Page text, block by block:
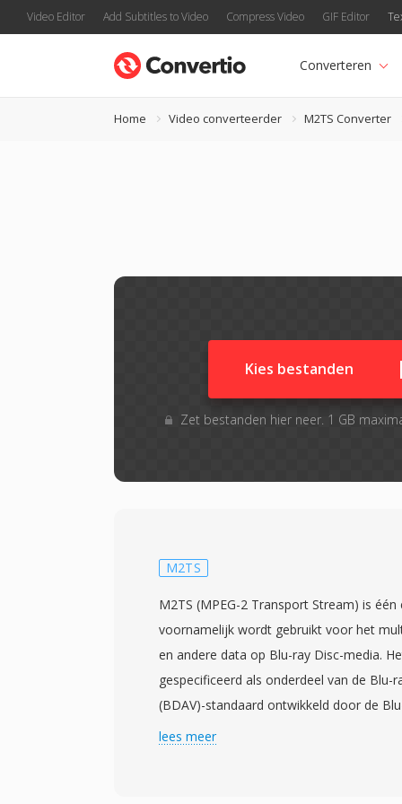
Video Editor Add Subtitles to Video Compress Video GIF Editor
Converteren
Home Video converteerder M2TS Converter
Kies bestanden
Zet bestanden hier neer. 1 GB
M2TS
M2TS (MPEG-2 Transport Stream) is
voornamelijk wordt gebruikt voor het
en andere data op Blu-ray Disc-media.
gespecificeerd als onderdeel van de Blu-
(BDAV)-standaard ontwikkeld door de
met commerciele Blu-ray-producten die in
lees meer